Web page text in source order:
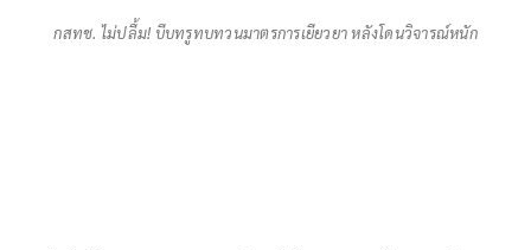
กสทช. ไม่ปลื้ม! บีบทรูทบทวนมาตรการเยียวยา หลังโดนวิจารณ์หนัก